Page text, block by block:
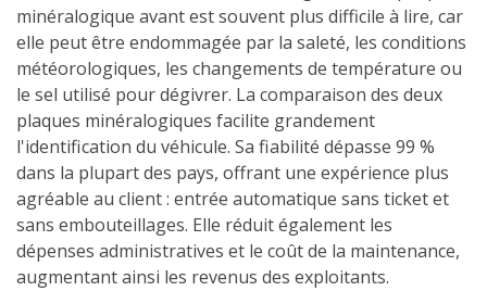
minéralogique avant est souvent plus difficile à lire, car
elle peut être endommagée par la saleté, les conditions
météorologiques, les changements de température ou
le sel utilisé pour dégivrer. La comparaison des deux
plaques minéralogiques facilite grandement
l'identification du véhicule. Sa fiabilité dépasse 99 %
dans la plupart des pays, offrant une expérience plus
agréable au client : entrée automatique sans ticket et
sans embouteillages. Elle réduit également les
dépenses administratives et le coût de la maintenance,
augmentant ainsi les revenus des exploitants.